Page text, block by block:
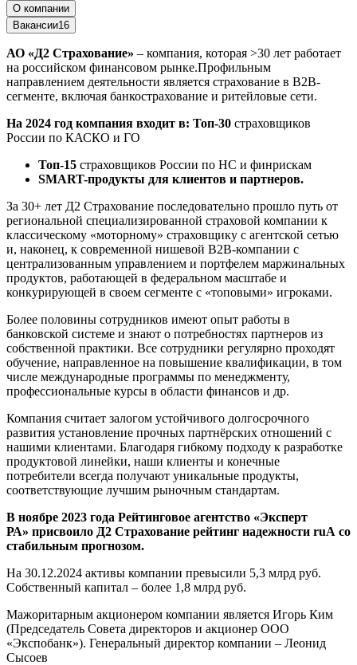
О компании
Вакансии16
АО «Д2 Страхование» – компания, которая >30 лет работает
на российском финансовом рынке.Профильным
направлением деятельности является страхование в В2В-
сегменте, включая банкострахование и ритейловые сети.
На 2024 год компания входит в: Топ-30 страховщиков
России по КАСКО и ГО
Топ-15 страховщиков России по НС и финрискам
SMART-продукты для клиентов и партнеров.
За 30+ лет Д2 Страхование последовательно прошло путь от
региональной специализированной страховой компании к
классическому «моторному» страховщику с агентской сетью
и, наконец, к современной нишевой В2В-компании с
централизованным управлением и портфелем маржинальных
продуктов, работающей в федеральном масштабе и
конкурирующей в своем сегменте с «топовыми» игроками.
Более половины сотрудников имеют опыт работы в
банковской системе и знают о потребностях партнеров из
собственной практики. Все сотрудники регулярно проходят
обучение, направленное на повышение квалификации, в том
числе международные программы по менеджменту,
профессиональные курсы в области финансов и др.
Компания считает залогом устойчивого долгосрочного
развития установление прочных партнёрских отношений с
нашими клиентами. Благодаря гибкому подходу к разработке
продуктовой линейки, наши клиенты и конечные
потребители всегда получают уникальные продукты,
соответствующие лучшим рыночным стандартам.
В ноябре 2023 года Рейтинговое агентство «Эксперт
РА» присвоило Д2 Страхование рейтинг надежности ruA со
стабильным прогнозом.
На 30.12.2024 активы компании превысили 5,3 млрд руб.
Собственный капитал – более 1,8 млрд руб.
Мажоритарным акционером компании является Игорь Ким
(Председатель Совета директоров и акционер ООО
«Экспобанк»). Генеральный директор компании – Леонид
Сысоев